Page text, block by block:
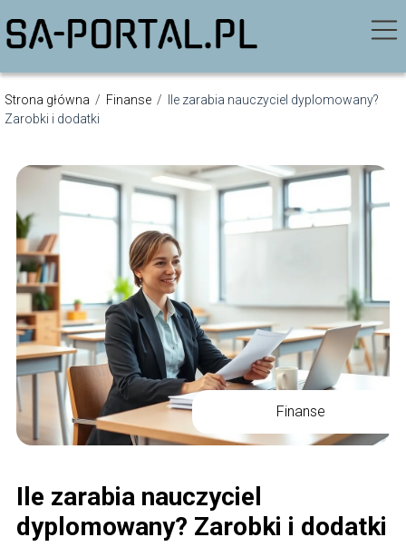
Strona główna / Finanse /
Ile zarabia nauczyciel dyplomowany?
Zarobki i dodatki
Finanse
Ile zarabia nauczyciel
dyplomowany? Zarobki i dodatki